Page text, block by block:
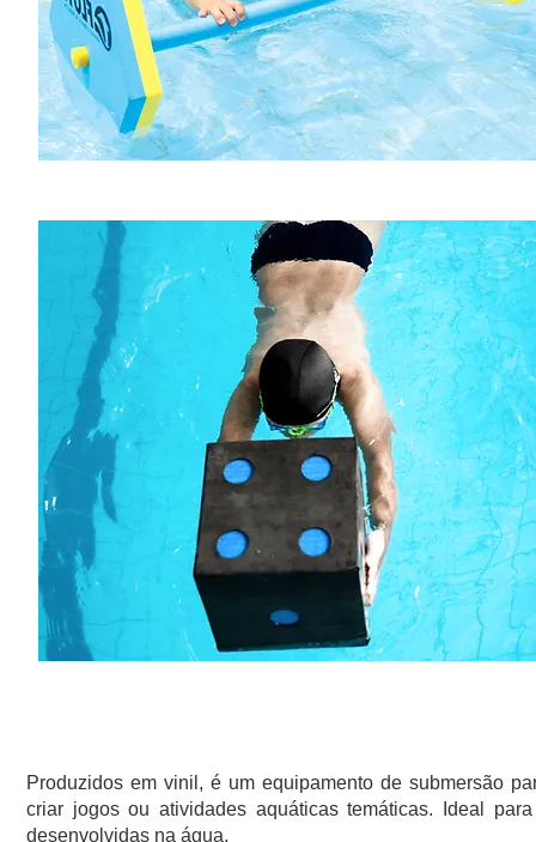
Produzidos em vinil, é um equipamento de submersão
criar jogos ou atividades aquáticas temáticas. Ideal
desenvolvidas na água.